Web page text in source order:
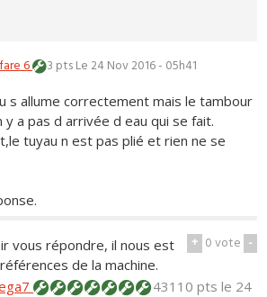
6 3 ptsLe 24 Nov 2016 - 05h41
s allume correctement mais le tambour
y a pas d arrivée d eau qui se fait.
tuyau n est pas plié et rien ne se
+ 0vote -
vous répondre, il nous est
de la machine.
43110 ptsle 24